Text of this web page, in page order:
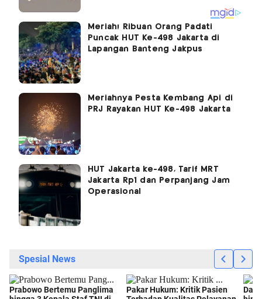
Meriah! Ribuan Orang Padati
Puncak HUT Ke-498 Jakarta di
Lapangan Banteng Jakpus
Meriahnya Pesta Kembang Api di
PRJ Rayakan HUT Ke-498 Jakarta
HUT Jakarta ke-498, Tarif MRT
Jakarta Rp1 dan Perpanjang Jam
Operasional